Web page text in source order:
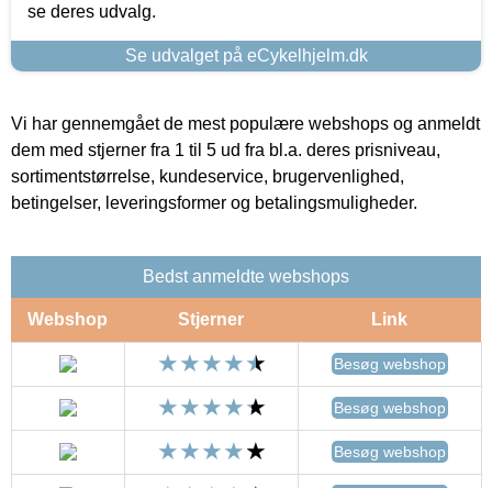
se deres udvalg.
Se udvalget på eCykelhjelm.dk
Vi har gennemgået de mest populære webshops og anmeldt
dem med stjerner fra 1 til 5 ud fra bl.a. deres prisniveau,
sortimentstørrelse, kundeservice, brugervenlighed,
betingelser, leveringsformer og betalingsmuligheder.
Bedst anmeldte webshops
Webshop Stjerner Link
Besøg webshop
Besøg webshop
Besøg webshop